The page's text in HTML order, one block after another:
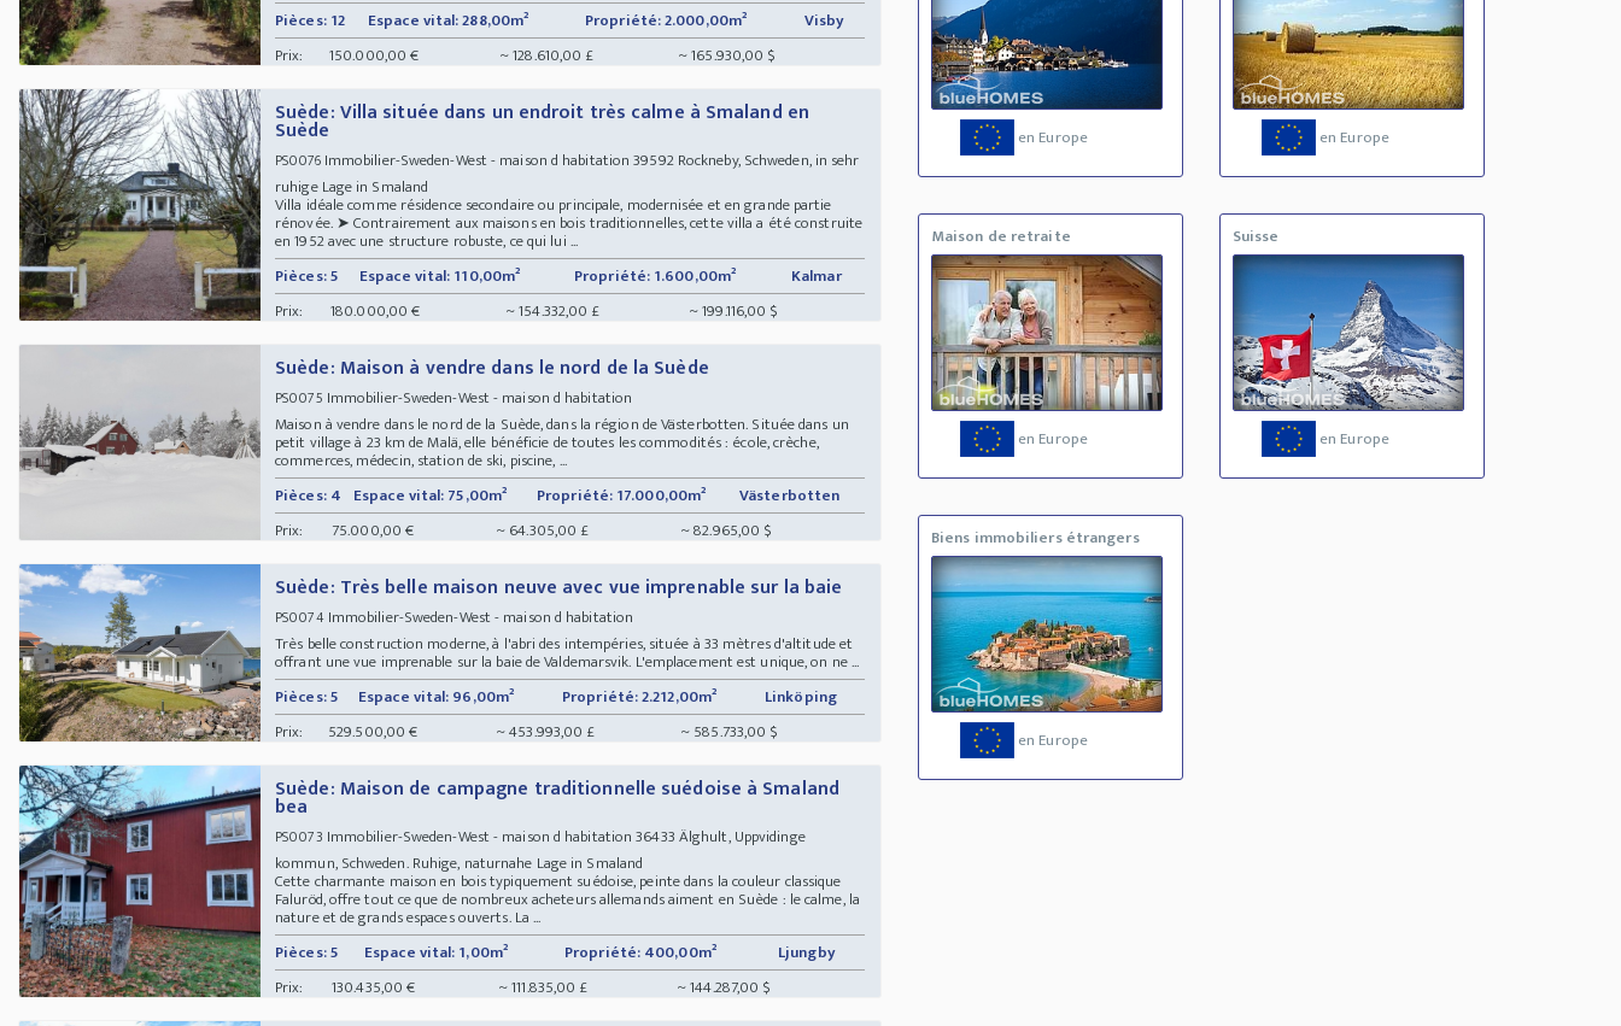
Pièces: 12
Espace vital: 288,00m² Propriété: 2.000,00m²
Visby
Prix:
150.000,00 € ~ 128.610,00 £ ~ 165.930,00 $
Suède: Villa située dans un endroit très calme à Smaland en
Suède
PS0076Immobilier-Sweden-West - maison d habitation 39592 Rockneby, Schweden, in sehr
ruhige Lage in Smaland
Villa idéale comme résidence secondaire ou principale, modernisée et en grande partie
rénovée. ➤ Contrairement aux maisons en bois traditionnelles, cette villa a été construite
en 1952 avec une structure robuste, ce qui lui ...
Pièces: 5
Espace vital: 110,00m² Propriété: 1.600,00m²
Kalmar
Prix:
180.000,00 € ~ 154.332,00 £ ~ 199.116,00 $
Suède: Maison à vendre dans le nord de la Suède
PS0075 Immobilier-Sweden-West - maison d habitation
Maison à vendre dans le nord de la Suède, dans la région de Västerbotten. Située dans un
petit village à 23 km de Malä, elle bénéficie de toutes les commodités : école, crèche,
commerces, médecin, station de ski, piscine, ...
Pièces: 4 Espace vital: 75,00m² Propriété: 17.000,00m²
Västerbotten
Prix:
75.000,00 € ~ 64.305,00 £ ~ 82.965,00 $
Suède: Très belle maison neuve avec vue imprenable sur la baie
PS0074Immobilier-Sweden-West - maison d habitation
Très belle construction moderne, à l'abri des intempéries, située à 33 mètres d'altitude et
offrant une vue imprenable sur la baie de Valdemarsvik. L'emplacement est unique, on ne ...
Pièces: 5
Espace vital: 96,00m² Propriété: 2.212,00m²
Linköping
Prix:
529.500,00 € ~ 453.993,00 £ ~ 585.733,00 $
Suède: Maison de campagne traditionnelle suédoise à Smaland
bea
PS0073 Immobilier-Sweden-West - maison d habitation 36433 Älghult, Uppvidinge
kommun, Schweden. Ruhige, naturnahe Lage in Smaland
Cette charmante maison en bois typiquement suédoise, peinte dans la couleur classique
Faluröd, offre tout ce que de nombreux acheteurs allemands aiment en Suède : le calme, la
nature et de grands espaces ouverts. La ...
Pièces: 5
Espace vital: 1,00m² Propriété: 400,00m²
Ljungby
Prix:
130.435,00 € ~ 111.835,00 £ ~ 144.287,00 $
en Europe en Europe
Maison de retraite
en Europe
Suisse
en Europe
Biens immobiliers étrangers
en Europe